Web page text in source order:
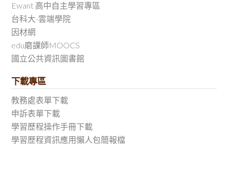
Ewant 高中自主學習專區
台科大-雲端學院
因材網
edu磨課師MOOCS
國立公共資訊圖書館
下載專區
教務處表單下載
申訴表單下載
學習歷程操作手冊下載
學習歷程資訊應用懶人包簡報檔